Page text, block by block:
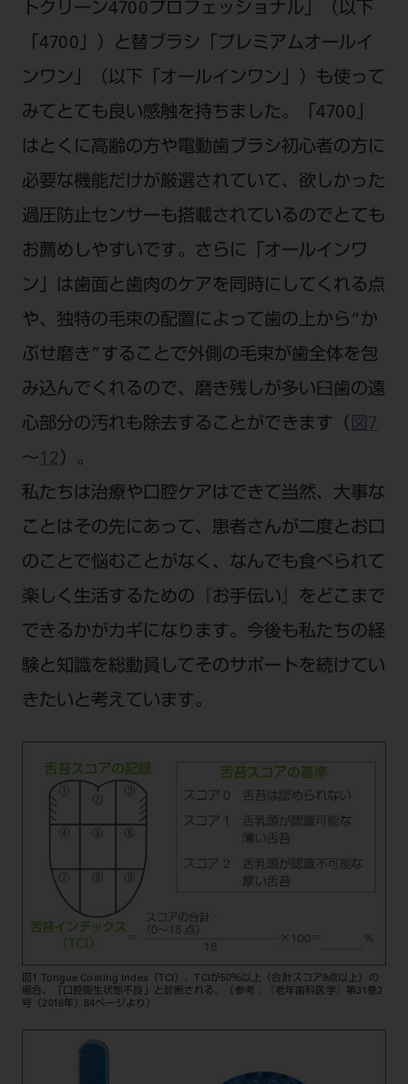
トクリーン4700プロフェッショナル」（以下
「4700」）と替ブラシ「プレミアムオールイ
ンワン」（以下「オールインワン」）も使って
みてとても良い感触を持ちました。「4700」
はとくに高齢の方や電動歯ブラシ初心者の方に
必要な機能だけが厳選されていて、欲しかった
過圧防止センサーも搭載されているのでとても
お薦めしやすいです。さらに「オールインワ
ン」は歯面と歯肉のケアを同時にしてくれる点
や、独特の毛束の配置によって歯の上から“か
ぶせ磨き”することで外側の毛束が歯全体を包
み込んでくれるので、磨き残しが多い臼歯の遠
心部分の汚れも除去することができます（ 図7
～12 ）。
私たちは治療や口腔ケアはできて当然、大事な
ことはその先にあって、患者さんが二度とお口
のことで悩むことがなく、なんでも食べられて
楽しく生活するための『お手伝い』をどこまで
できるかがカギになります。今後も私たちの経
験と知識を総動員してそのサポートを続けてい
きたいと考えています。
図1 Tongue Coating Index（TCI）。TCIが50％以上（合計スコア9点以上）の
場合、「口腔衛生状態不良」と診断される。（参考：『老年歯科医学』第31巻2
号（2016年）84ページより）